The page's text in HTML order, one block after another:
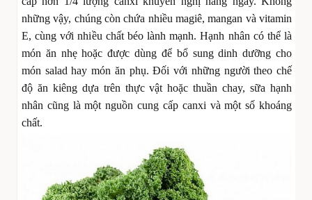
những vậy, chúng còn chứa nhiều magiê, mangan và vitamin
E, cùng với nhiều chất béo lành mạnh. Hạnh nhân có thể là
món ăn nhẹ hoặc được dùng để bổ sung dinh dưỡng cho
món salad hay món ăn phụ. Đối với những người theo chế
độ ăn kiêng dựa trên thực vật hoặc thuần chay, sữa hạnh
nhân cũng là một nguồn cung cấp canxi và một số khoáng
chất.